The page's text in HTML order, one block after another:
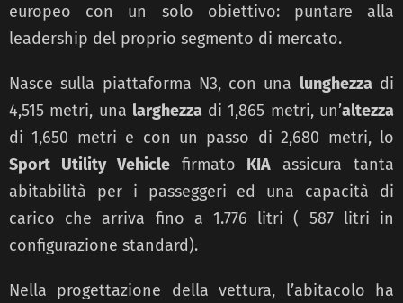
europeo con un solo obiettivo: puntare alla
leadership del proprio segmento di mercato.
Nasce sulla piattaforma N3, con una lunghezzadi
4,515 metri, una larghezzadi 1,865 metri, un’altezza
di 1,650 metri e con un passo di 2,680 metri, lo
Sport Utility Vehiclefirmato KIA assicura tanta
abitabilità per i passeggeri ed una capacità di
carico che arriva fino a 1.776 litri ( 587 litri in
configurazione standard).
Nella progettazione della vettura, l’abitacolo ha